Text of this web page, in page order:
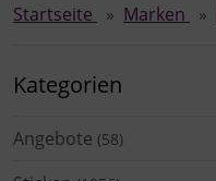
Startseite Marken
Kategorien
Angebote (58)